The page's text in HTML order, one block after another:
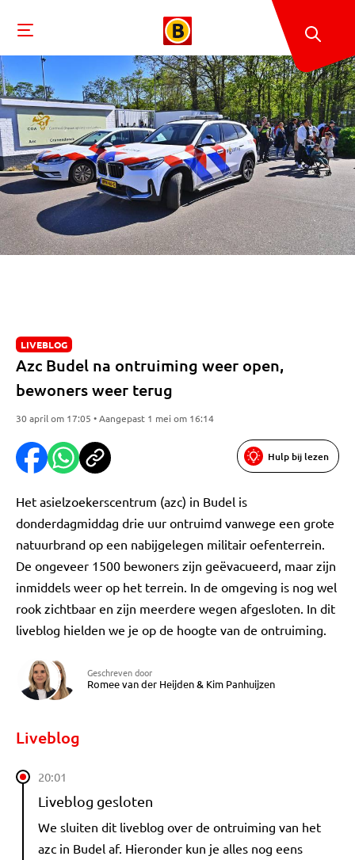
LIVEBLOG
Azc Budel na ontruiming weer open,
bewoners weer terug
30 april om 17:05 • Aangepast 1 mei om 16:14
Hulp bij lezen
Het asielzoekerscentrum (azc) in Budel is
donderdagmiddag drie uur ontruimd vanwege een grote
natuurbrand op een nabijgelegen militair oefenterrein.
De ongeveer 1500 bewoners zijn geëvacueerd, maar zijn
inmiddels weer op het terrein. In de omgeving is nog wel
rook zichtbaar en zijn meerdere wegen afgesloten. In dit
liveblog hielden we je op de hoogte van de ontruiming.
Geschreven door
Romee van der Heijden& Kim Panhuijzen
Liveblog
20:01
Liveblog gesloten
We sluiten dit liveblog over de ontruiming van het
azc in Budel af. Hieronder kun je alles nog eens